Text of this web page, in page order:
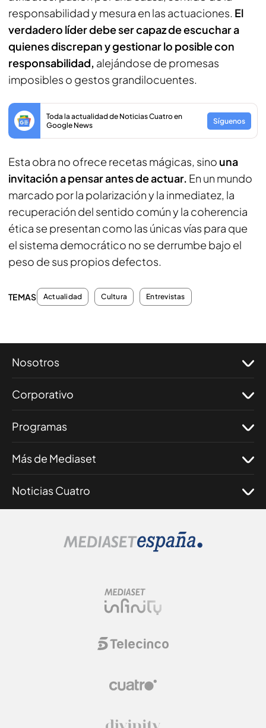
responsabilidad y mesura en las actuaciones. El
verdadero líder debe ser capaz de escuchar a
quienes discrepan y gestionar lo posible con
responsabilidad, alejándose de promesas
imposibles o gestos grandilocuentes.
Toda la actualidad de Noticias Cuatro en
Google News
Síguenos
Esta obra no ofrece recetas mágicas, sino una
invitación a pensar antes de actuar. En un mundo
marcado por la polarización y la inmediatez, la
recuperación del sentido común y la coherencia
ética se presentan como las únicas vías para que
el sistema democrático no se derrumbe bajo el
peso de sus propios defectos.
TEMAS Actualidad Cultura Entrevistas
Nosotros
Corporativo
Programas
Más de Mediaset
Noticias Cuatro